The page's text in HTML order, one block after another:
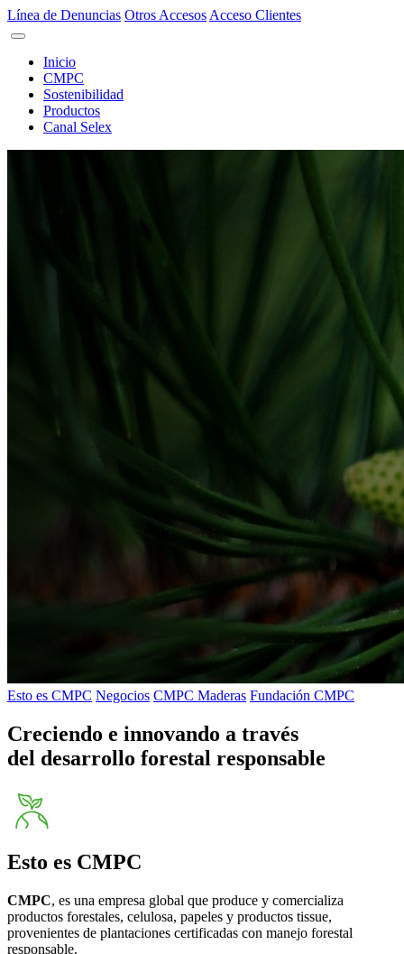
Línea de Denuncias Otros Accesos Acceso Clientes
Inicio
CMPC
Sostenibilidad
Productos
Canal Selex
Esto es CMPC Negocios CMPC Maderas Fundación CMPC
Creciendo e innovando a través
del desarrollo forestal responsable
Esto es CMPC
CMPC, es una empresa global que produce y comercializa
productos forestales, celulosa, papeles y productos tissue,
provenientes de plantaciones certificadas con manejo forestal
responsable.